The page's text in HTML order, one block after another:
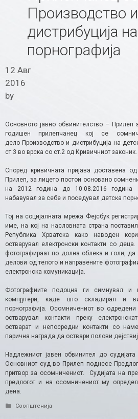
Производство и
дистрибуција
порнографија
12 Авг
2016
by
Основното јавно обвинителство – Прилеп
годишен прилепчанец кој се
дело Производство и дистрибуција на
ст.3 во врска со ст.2 од Кривичниот законик.
Според кривичната пријава доставена
Прилеп, за лицето постои основано
на 2012 година до 10.08.2016 година
набавувал за себе и поседувал детска
Тој на социјалната мрежа Фејсбук
име, на кој на насловната страна
Република Хрватска како наводен
остварувал електронски контакти со
фотографираат по долна облека и голи, да
делови од телото и направените
електронска комуникација.
Фотографиите подоцна ги симнувал и
компјутери, каде што складирал и
порнографија. Осомничениот во
остварувал контакти преку
остварат и непосредни контакти со
парична награда да оствари полови
Надлежниот јавен обвинител до
Основниот суд во Прилеп поднесе
притвор за осомничениот. Судијата на
предлогот и на осомничениот му
дена.
Categories
Соопштенија